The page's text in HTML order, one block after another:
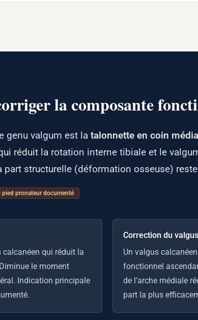
la composante
genu valgum est la talonnette en coin
réduit la rotation interne tibiale et le
part structurelle (déformation osseuse)
pied pronateur documenté
qui réduit la
le moment
Indication principale
Correction du
Un valgus
fonctionnel
de l’arche médiale
part la plus